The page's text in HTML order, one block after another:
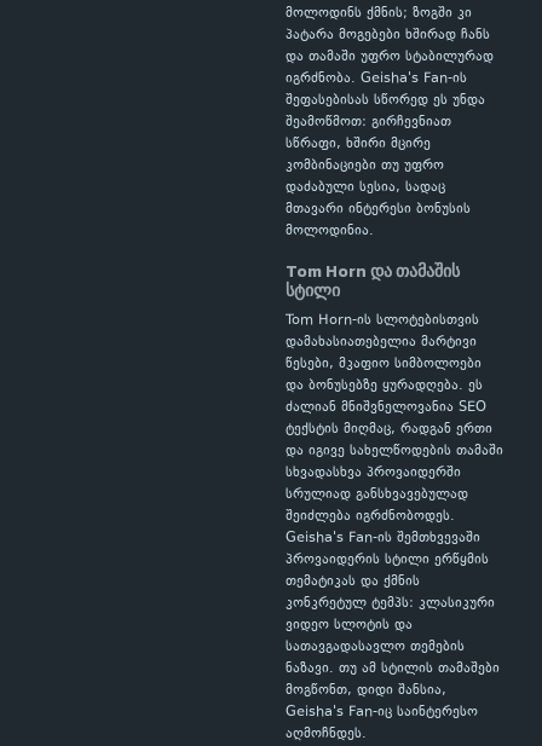
მოლოდინს ქმნის; ზოგში კი
პატარა მოგებები ხშირად ჩანს
და თამაში უფრო სტაბილურად
იგრძნობა. Geisha's Fan-ის
შეფასებისას სწორედ ეს უნდა
შეამოწმოთ: გირჩევნიათ
სწრაფი, ხშირი მცირე
კომბინაციები თუ უფრო
დაძაბული სესია, სადაც
მთავარი ინტერესი ბონუსის
მოლოდინია.
Tom Horn და თამაშის
სტილი
Tom Horn-ის სლოტებისთვის
დამახასიათებელია მარტივი
წესები, მკაფიო სიმბოლოები
და ბონუსებზე ყურადღება. ეს
ძალიან მნიშვნელოვანია SEO
ტექსტის მიღმაც, რადგან ერთი
და იგივე სახელწოდების თამაში
სხვადასხვა პროვაიდერში
სრულიად განსხვავებულად
შეიძლება იგრძნობოდეს.
Geisha's Fan-ის შემთხვევაში
პროვაიდერის სტილი ერწყმის
თემატიკას და ქმნის
კონკრეტულ ტემპს: კლასიკური
ვიდეო სლოტის და
სათავგადასავლო თემების
ნაზავი. თუ ამ სტილის თამაშები
მოგწონთ, დიდი შანსია,
Geisha's Fan-იც საინტერესო
აღმოჩნდეს.